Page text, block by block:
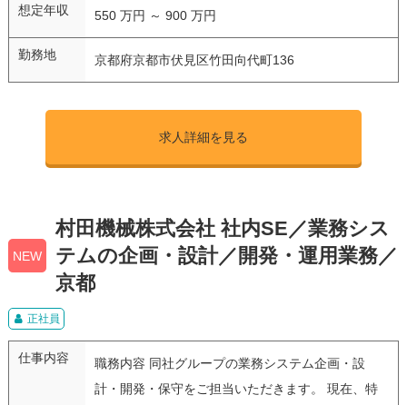
想定年収 550 万円 ～ 900 万円
勤務地 京都府京都市伏見区竹田向代町136
求人詳細を見る
NEW
村田機械株式会社 社内SE／業務シス
テムの企画・設計／開発・運用業務／
京都
正社員
仕事内容
職務内容 同社グループの業務システム企画・設
計・開発・保守をご担当いただきます。 現在、特